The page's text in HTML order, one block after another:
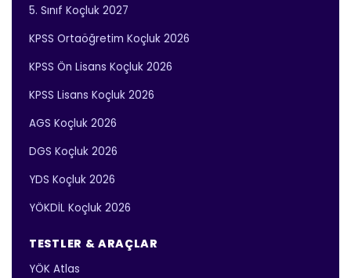
5. Sınıf Koçluk 2027
KPSS Ortaöğretim Koçluk 2026
KPSS Ön Lisans Koçluk 2026
KPSS Lisans Koçluk 2026
AGS Koçluk 2026
DGS Koçluk 2026
YDS Koçluk 2026
YÖKDİL Koçluk 2026
TESTLER & ARAÇLAR
YÖK Atlas